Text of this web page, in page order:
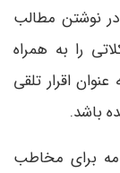
در نوشتن مطالب
را به همراه
اقرار تلقی
باشد.
برای مخاطب